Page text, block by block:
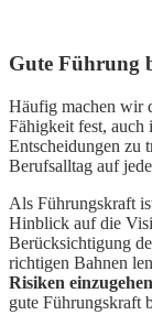
Gute Führung
Häufig machen wir
Fähigkeit fest,
Entscheidungen zu
Berufsalltag auf
Als Führungskraft
Hinblick auf die
Berücksichtigung
richtigen Bahnen
Risiken
gute Führungskraft